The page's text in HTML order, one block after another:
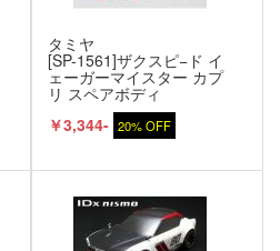
タミヤ
[SP-1561]ザクスピ−ド イ
ェーガーマイスター カプ
リ スペアボディ
￥3,344- 20% OFF